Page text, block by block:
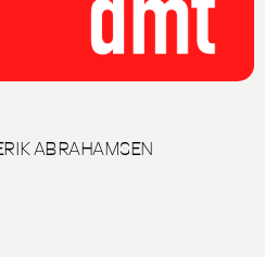
ABRAHAMSEN